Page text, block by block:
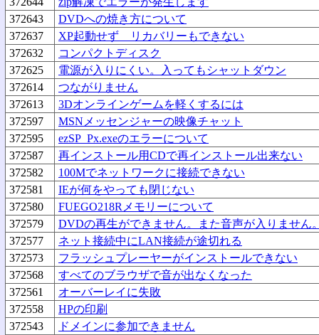
372643
DVDへの焼き方について
372637
XP起動せず リカバリーもできない
372632
コンパクトディスク
372625
電源が入りにくい。入ってもシャットダウン
372614
つながりません
372613
3Dオンラインゲームを軽くするには
372597
MSNメッセンジャーの映像チャット
372595
ezSP_Px.exeのエラーについて
372587
再インストール用CDで再インストール出来ない
372582
100Mでネットワークに接続できない
372581
IEが何をやっても閉じない
372580
FUEGO218Rメモリーについて
372579
DVDの再生ができません。また音声が入りません
372577
ネット接続中にLAN接続が途切れる
372573
フラッシュプレーヤーがインストールできない
372568
すべてのブラウザで音が出なくなった
372561
オーバーレイに失敗
372558
HPの印刷
372543
ドメインに参加できません